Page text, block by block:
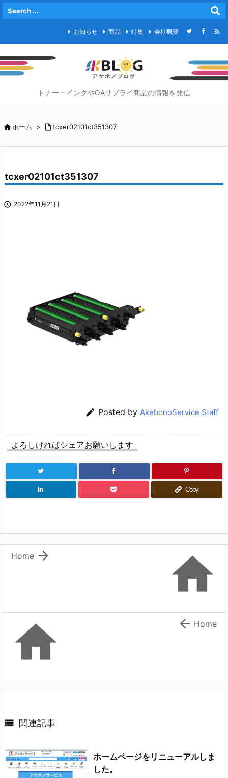
お知らせ 商品 特集 会社概要 
トナー・インクやOAサプライ商品の情報を発信
ホーム >  tcxer02101ct351307
tcxer02101ct351307
 2022年11月21日
 Posted by AkebonoService Staff
よろしければシェアお願いします
Copy


Home
  Home
 関連記事
ホームページをリニューアルしま
した。